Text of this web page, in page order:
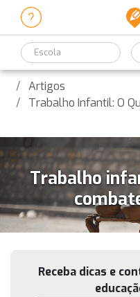
Escola
Artigos
Trabalho Infantil: O
Trabalho
Receba dicas e